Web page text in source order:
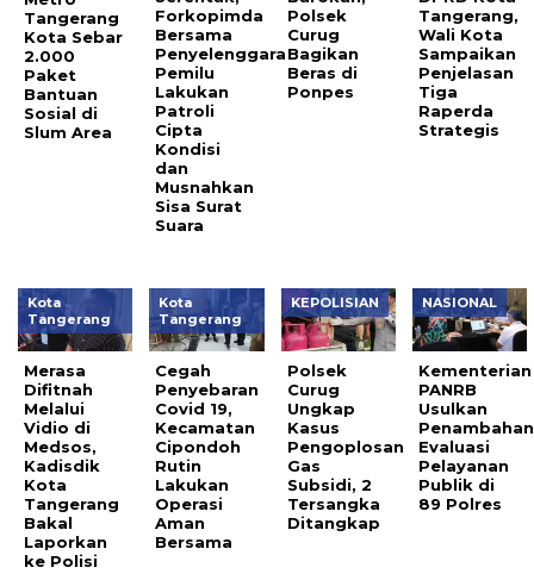
Tangerang
Kota Sebar
2.000
Paket
Bantuan
Sosial di
Slum Area
Forkopimda
Bersama
Penyelenggara
Pemilu
Lakukan
Patroli
Cipta
Kondisi
dan
Musnahkan
Sisa Surat
Suara
Polsek
Curug
Bagikan
Beras di
Ponpes
Tangerang,
Wali Kota
Sampaikan
Penjelasan
Tiga
Raperda
Strategis
Kota
Tangerang
Merasa
Difitnah
Melalui
Vidio di
Medsos,
Kadisdik
Kota
Tangerang
Bakal
Laporkan
ke Polisi
Kota
Tangerang
Cegah
Penyebaran
Covid 19,
Kecamatan
Cipondoh
Rutin
Lakukan
Operasi
Aman
Bersama
KEPOLISIAN
Polsek
Curug
Ungkap
Kasus
Pengoplosan
Gas
Subsidi, 2
Tersangka
Ditangkap
NASIONAL
Kementerian
PANRB
Usulkan
Penambahan
Evaluasi
Pelayanan
Publik di
89 Polres